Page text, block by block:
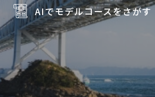
AIでモデルコースをさがす